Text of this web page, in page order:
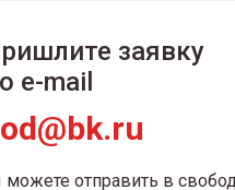
заявку
e-mail
отправить в